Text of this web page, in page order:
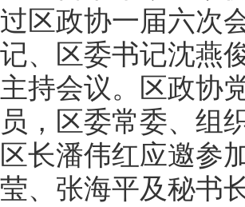
过区政协一届六次
记、区委书记沈燕
主持会议。区政协
员，区委常委、组
区长潘伟红应邀参
莹、张海平及秘书